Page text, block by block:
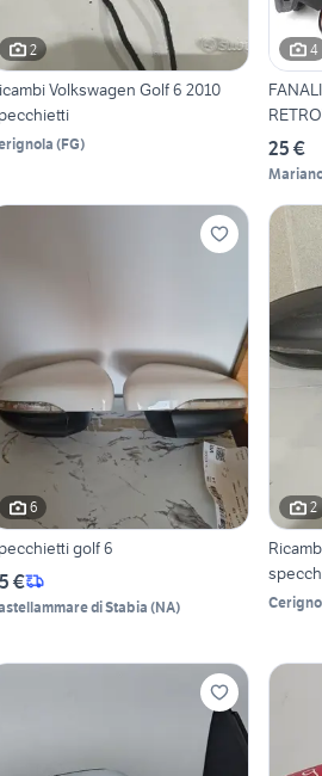
2
Volkswagen Golf 6 2010
(FG)
4
25 €
6
golf 6
€
di Stabia (NA)
2